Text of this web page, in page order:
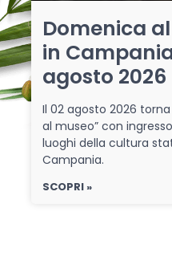
Domenica
in
agosto 2026
Il 02 agosto 2026
al museo” con
luoghi della cultura
Campania.
SCOPRI »